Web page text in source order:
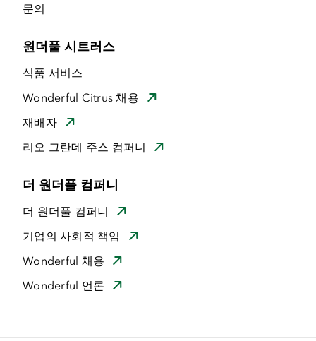
문의
원더풀 시트러스
식품 서비스
Wonderful Citrus 채용
재배자
리오 그란데 주스 컴퍼니
더 원더풀 컴퍼니
더 원더풀 컴퍼니
기업의 사회적 책임
Wonderful 채용
Wonderful 언론